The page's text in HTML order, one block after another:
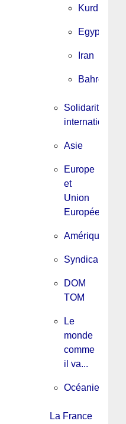
Kurdistan
Egypte
Iran
Bahrein
Solidarité
internationale
Asie
Europe
et
Union
Européenne
Amérique
Syndicalisme
DOM
TOM
Le
monde
comme
il va...
Océanie
La France